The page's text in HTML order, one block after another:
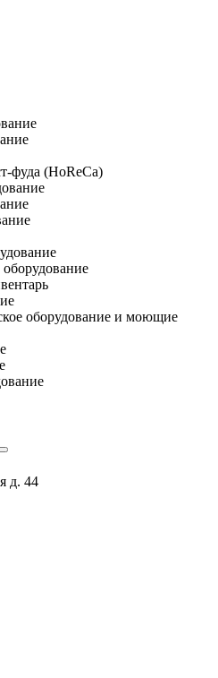
фуда (HoReCa)
оборудование
оборудование и моющие
д. 44